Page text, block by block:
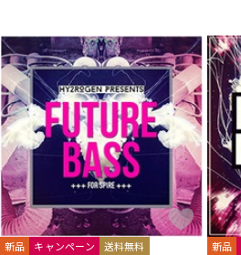
新品 キャンペーン 送料無料 新品